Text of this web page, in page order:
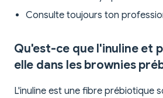
Consulte toujours ton
Qu'est-ce que l'inuline et
elle dans les brownies
L'inuline est une fibre prébiotique